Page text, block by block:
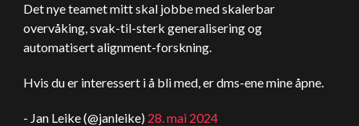
Det nye teamet mitt skal jobbe med skalerbar
overvåking, svak-til-sterk generalisering og
automatisert alignment-forskning.
Hvis du er interessert i å bli med, er dms-ene mine åpne.
- Jan Leike (@janleike) 28. mai 2024